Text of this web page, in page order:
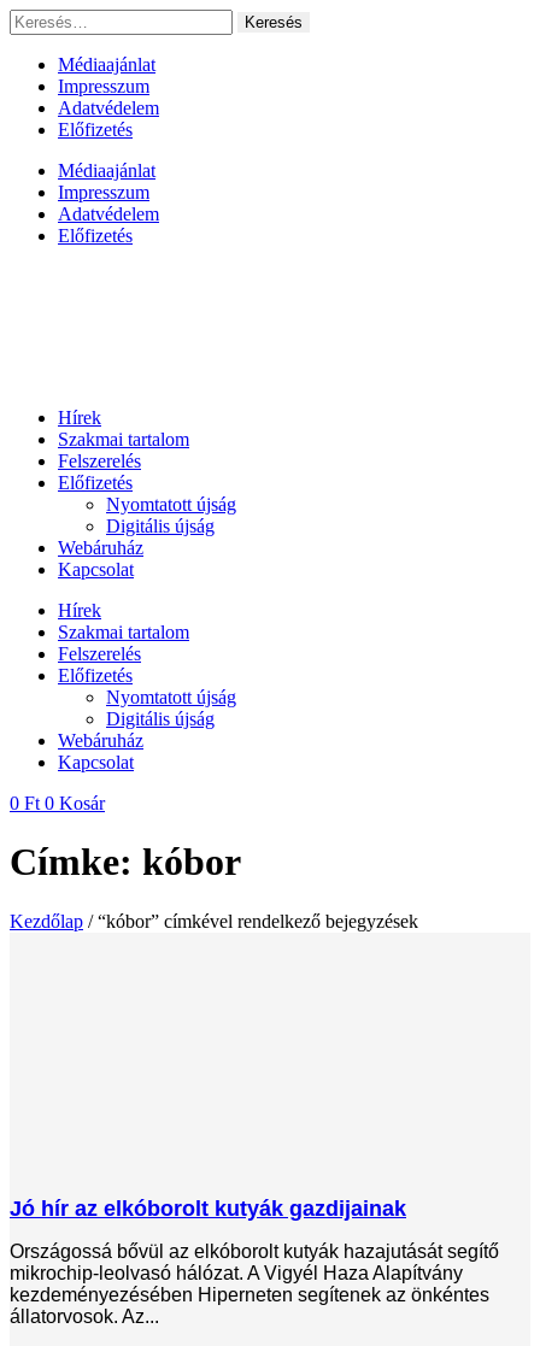
Ugrás
a
tartalomhoz
Keresés:
Médiaajánlat
Impresszum
Adatvédelem
Előfizetés
Médiaajánlat
Impresszum
Adatvédelem
Előfizetés
Hírek
Szakmai tartalom
Felszerelés
Előfizetés
Nyomtatott újság
Digitális újság
Webáruház
Kapcsolat
Hírek
Szakmai tartalom
Felszerelés
Előfizetés
Nyomtatott újság
Digitális újság
Webáruház
Kapcsolat
0 Ft 0 Kosár
Címke: kóbor
Kezdőlap / “kóbor” címkével rendelkező bejegyzések
Jó hír az elkóborolt kutyák gazdijainak
Országossá bővül az elkóborolt kutyák hazajutását segítő
mikrochip-leolvasó hálózat. A Vigyél Haza Alapítvány
kezdeményezésében Hiperneten segítenek az önkéntes
állatorvosok. Az...